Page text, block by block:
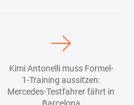
Kimi Antonelli muss Formel-
1-Training aussitzen:
Mercedes-Testfahrer fährt in